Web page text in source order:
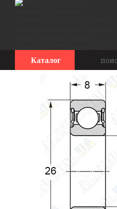
Перейти к основному контенту
Каталог